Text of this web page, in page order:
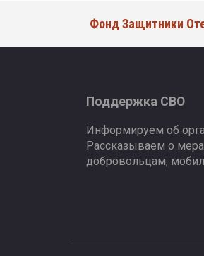
Фонд Защитники
Поддержка СВО
Информируем об
Рассказываем о
добровольцам,